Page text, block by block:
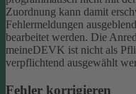
Zuordnung kann damit
Fehlermeldungen
bearbeitet werden. Die
meineDEVK ist nicht als
verpflichtend ausgewählt
Fehler korrigieren